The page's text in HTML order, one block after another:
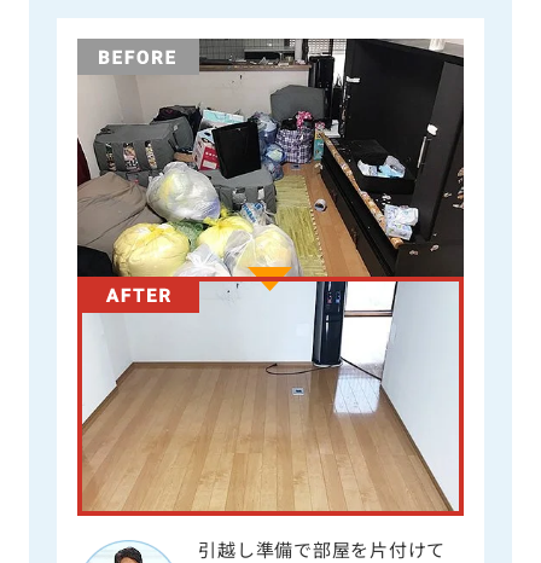
引越し準備で部屋を片付けて